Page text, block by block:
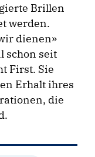
Brillen
werden.
dienen»
schon seit
First. Sie
Erhalt ihres
die